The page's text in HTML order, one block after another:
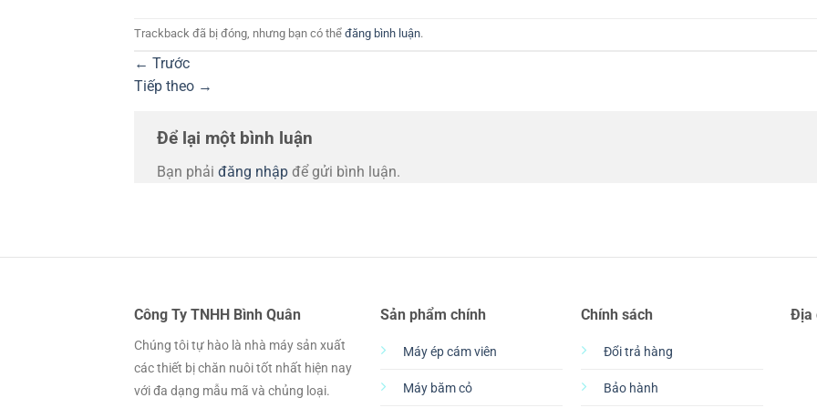
Trackback đã bị đóng, nhưng bạn có thể đăng bình luận.
← Trước
Tiếp theo →
Để lại một bình luận
Bạn phải đăng nhập để gửi bình luận.
Công Ty TNHH Bình Quân
Chúng tôi tự hào là nhà máy sản xuất
các thiết bị chăn nuôi tốt nhất hiện nay
với đa dạng mẫu mã và chủng loại.
Sản phẩm chính
Máy ép cám viên
Máy băm cỏ
Chính sách
Đổi trả hàng
Bảo hành
Địa